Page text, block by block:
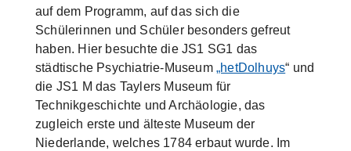
auf dem Programm, auf das sich die
Schülerinnen und Schüler besonders gefreut
haben. Hier besuchte die JS1 SG1 das
städtische Psychiatrie-Museum „hetDolhuys“ und
die JS1 M das Taylers Museum für
Technikgeschichte und Archäologie, das
zugleich erste und älteste Museum der
Niederlande, welches 1784 erbaut wurde. Im